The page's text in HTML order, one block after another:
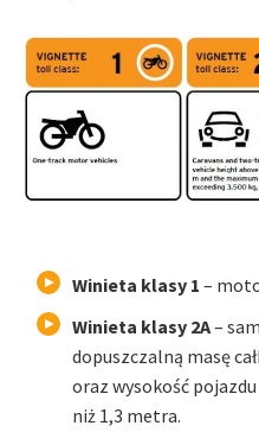
Winieta klasy 1 –
Winieta klasy 2A–
dopuszczalną masę
oraz wysokość
niż 1,3 metra.